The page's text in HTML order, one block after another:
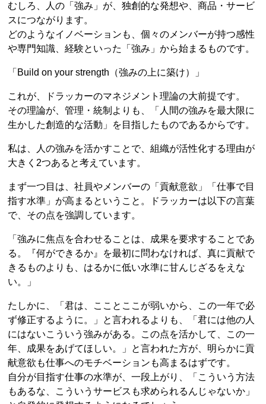
むしろ、人の「強み」が、独創的な発想や、商品・サービ
スにつながります。
どのようなイノベーションも、個々のメンバーが持つ感性
や専門知識、経験といった「強み」から始まるものです。
「Build on your strength（強みの上に築け）」
これが、ドラッカーのマネジメント理論の大前提です。
その理論が、管理・統制よりも、「人間の強みを最大限に
生かした創造的な活動」を目指したものであるからです。
私は、人の強みを活かすことで、組織が活性化する理由が
大きく2つあると考えています。
まず一つ目は、社員やメンバーの「貢献意欲」「仕事で目
指す水準」が高まるということ。ドラッカーは以下の言葉
で、その点を強調しています。
「強みに焦点を合わせることは、成果を要求することであ
る。『何ができるか』を最初に問わなければ、真に貢献で
きるものよりも、はるかに低い水準に甘んじざるをえな
い。」
たしかに、「君は、こことここが弱いから、この一年で必
ず修正するように。」と言われるよりも、「君には他の人
にはないこういう強みがある。この点を活かして、この一
年、成果をあげてほしい。」と言われた方が、明らかに貢
献意欲も仕事へのモチベーションも高まるはずです。
自分が目指す仕事の水準が、一段上がり、「こういう方法
もあるな、こういうサービスも求められるんじゃないか」